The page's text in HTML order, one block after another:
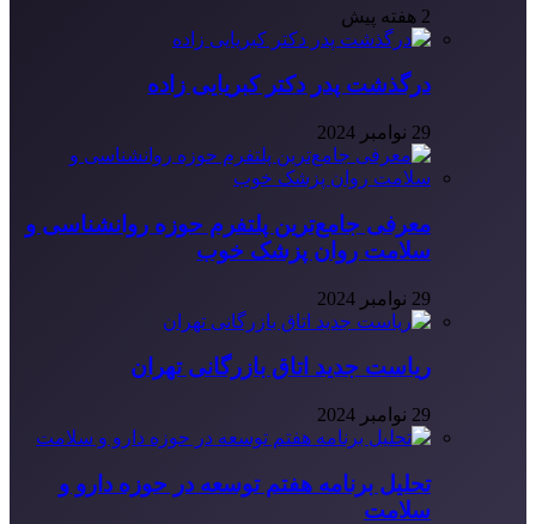
2 هفته پیش
درگذشت پدر دکتر کبریایی زاده
29 نوامبر 2024
معرفی جامع‌ترین پلتفرم حوزه روانشناسی و
سلامت روان پزشک خوب
29 نوامبر 2024
ریاست جدید اتاق بازرگانی تهران
29 نوامبر 2024
تحلیل برنامه هفتم توسعه در حوزه دارو و
سلامت